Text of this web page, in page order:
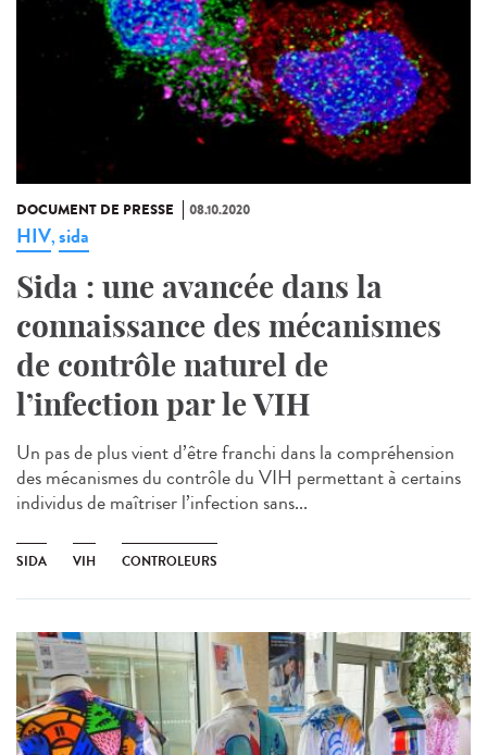
DOCUMENT DE PRESSE 08.10.2020
HIV,sida
Sida : une avancée dans la
connaissance des mécanismes
de contrôle naturel de
l’infection par le VIH
Un pas de plus vient d’être franchi dans la compréhension
des mécanismes du contrôle du VIH permettant à certains
individus de maîtriser l’infection sans...
SIDA VIH CONTROLEURS